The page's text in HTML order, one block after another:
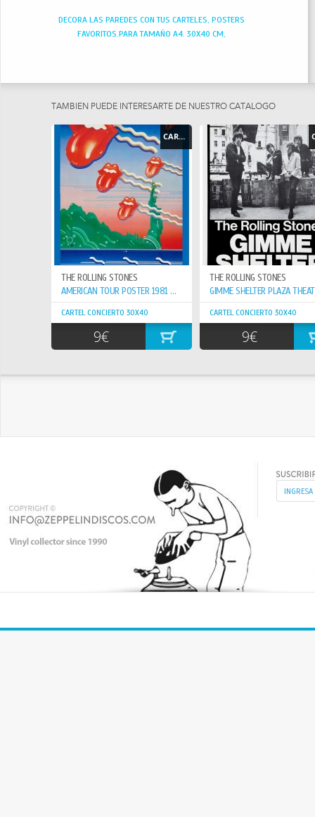
DECORA LAS PAREDES CON TUS CARTELES, POSTERS
FAVORITOS.PARA TAMAÑO A4. 30X40 CM,
TAMBIEN PUEDE INTERESARTE DE NUESTRO CATÁLOGO
CARTEL - POSTER
THE ROLLING STONES
AMERICAN TOUR POSTER 1981 PROMOTIONAL
CARTEL CONCIERTO 30X40
9€
THE ROLLING STONES
CARTEL CONCIERTO 30X40
9€